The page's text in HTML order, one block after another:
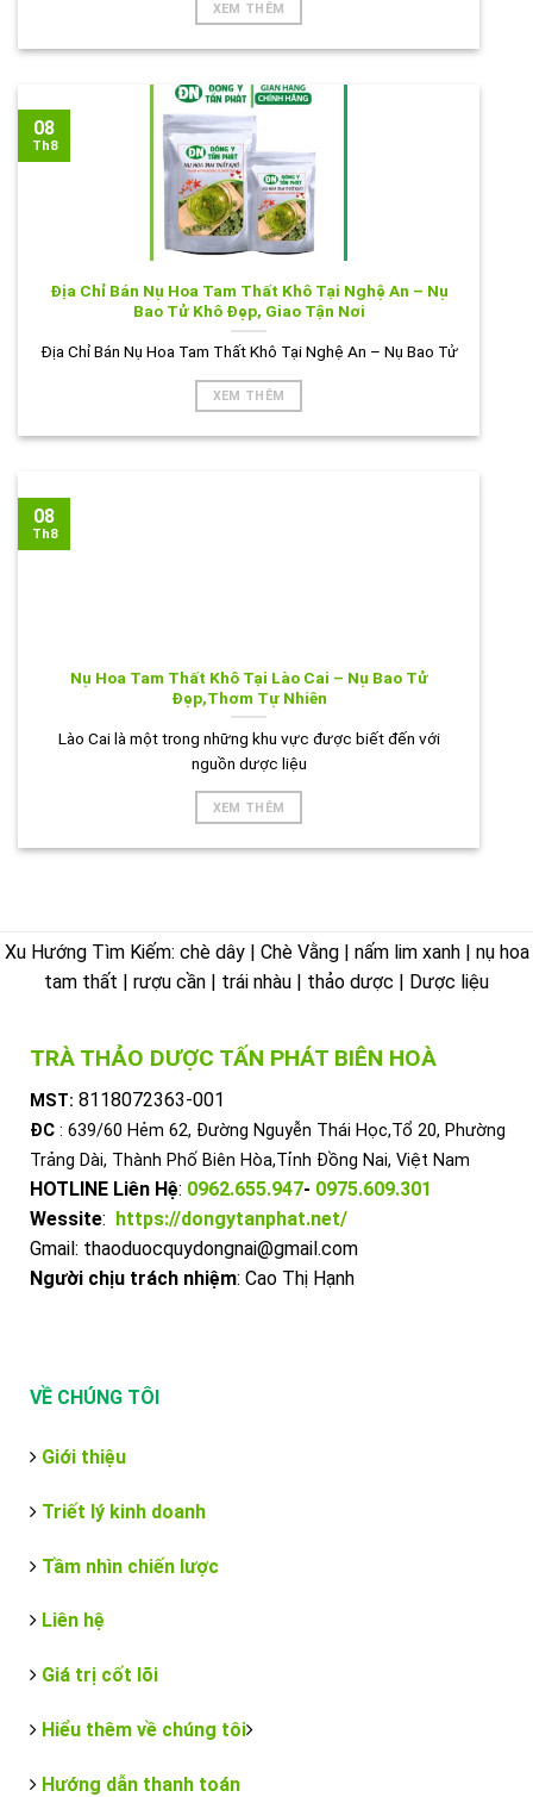
XEM THÊM
Địa Chỉ Bán Nụ Hoa Tam Thất Khô Tại Nghệ An – Nụ
Bao Tử Khô Đẹp, Giao Tận Nơi
Địa Chỉ Bán Nụ Hoa Tam Thất Khô Tại Nghệ An – Nụ Bao Tử
XEM THÊM
08
Th8
Nụ Hoa Tam Thất Khô Tại Lào Cai – Nụ Bao Tử
Đẹp,Thơm Tự Nhiên
Lào Cai là một trong những khu vực được biết đến với
nguồn dược liệu
XEM THÊM
08
Th8
Xu Hướng Tìm Kiếm: chè dây | Chè Vằng | nấm lim xanh | nụ hoa
tam thất | rượu cần | trái nhàu | thảo dược | Dược liệu
TRÀ THẢO DƯỢC TẤN PHÁT BIÊN HOÀ
MST: 8118072363-001
ĐC : 639/60 Hẻm 62, Đường Nguyễn Thái Học,Tổ 20, Phường
Trảng Dài, Thành Phố Biên Hòa,Tỉnh Đồng Nai, Việt Nam
HOTLINE Liên Hệ: 0962.655.947- 0975.609.301
Wessite: https://dongytanphat.net/
Gmail: thaoduocquydongnai@gmail.com
Người chịu trách nhiệm: Cao Thị Hạnh
VỀ CHÚNG TÔI
Giới thiệu
Triết lý kinh doanh
Tầm nhìn chiến lược
Liên hệ
Giá trị cốt lõi
Hiểu thêm về chúng tôi
Hướng dẫn thanh toán